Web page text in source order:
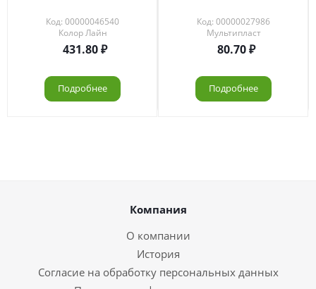
Код: 00000046540
Колор Лайн
431.80
Подробнее
Код: 00000027986
Мультипласт
80.70
Подробнее
Компания
О компании
История
Согласие на обработку персональных данных